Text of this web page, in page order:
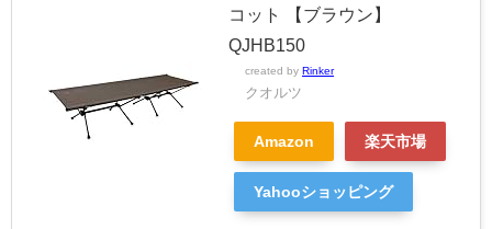
コット 【ブラウン】
QJHB150
created by Rinker
クオルツ
Amazon 楽天市場
Yahooショッピング